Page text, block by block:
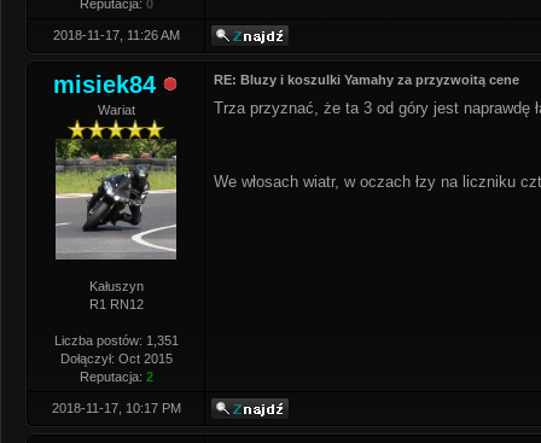
Reputacja: 0
2018-11-17, 11:26 AM
misiek84
Wariat
Kałuszyn
R1 RN12
Liczba postów: 1,351
Dołączył: Oct 2015
Reputacja: 2
RE: Bluzy i koszulki Yamahy za przyzwoitą cene
Trza przyznać, że ta 3 od góry jest naprawdę
We włosach wiatr, w oczach łzy na liczniku
2018-11-17, 10:17 PM